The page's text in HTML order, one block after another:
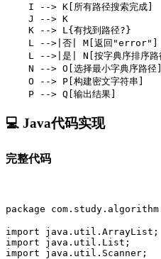
    I --> K[所有路径搜索完成]
    J --> K
    K --> L{有找到路径?}
    L -->|否| M[返回"error"]
L -->|是| N[按字典序排序路
    N --> O[选择最小字典序路径]
    O --> P[构建密文字符串]
    P --> Q[输出结果]
💻 Java代码实现
完整代码
package
import java.util.ArrayList;
import java.util.List;
import java.util.Scanner;